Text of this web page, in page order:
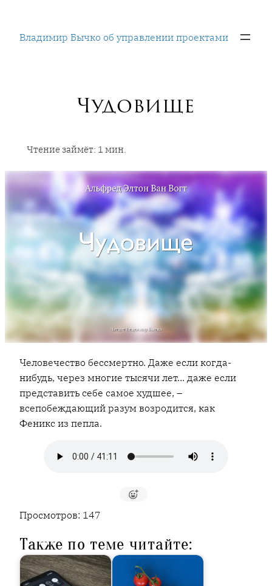
содержимому
Владимир Бычко об управлении проектами
Чудовище
Человечество бессмертно. Даже если когда-
нибудь, через многие тысячи лет… даже если
представить себе самое худшее, –
всепобеждающий разум возродится, как
Феникс из пепла.
Просмотров: 147
Также по теме читайте: